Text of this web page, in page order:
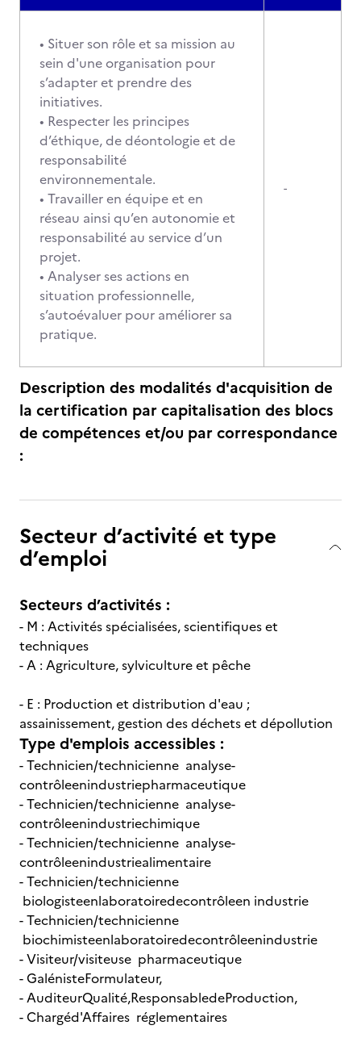
• Situer son rôle et sa mission au
sein d'une organisation pour
s’adapter et prendre des
initiatives.
• Respecter les principes
d’éthique, de déontologie et de
responsabilité
environnementale.
• Travailler en équipe et en
réseau ainsi qu’en autonomie et
responsabilité au service d’un
projet.
• Analyser ses actions en
situation professionnelle,
s’autoévaluer pour améliorer sa
pratique.
-
Description des modalités d'acquisition de
la certification par capitalisation des blocs
de compétences et/ou par correspondance
:
Secteur d’activité et type
d’emploi
Secteurs d’activités :
- M : Activités spécialisées, scientifiques et
techniques
- A : Agriculture, sylviculture et pêche
- E : Production et distribution d'eau ;
assainissement, gestion des déchets et dépollution
Type d'emplois accessibles :
- Technicien/technicienne analyse-
contrôleenindustriepharmaceutique
- Technicien/technicienne analyse-
contrôleenindustriechimique
- Technicien/technicienne analyse-
contrôleenindustriealimentaire
- Technicien/technicienne
biologisteenlaboratoiredecontrôleen industrie
- Technicien/technicienne
biochimisteenlaboratoiredecontrôleenindustrie
- Visiteur/visiteuse pharmaceutique
- GalénisteFormulateur,
- AuditeurQualité,ResponsabledeProduction,
- Chargéd'Affaires réglementaires